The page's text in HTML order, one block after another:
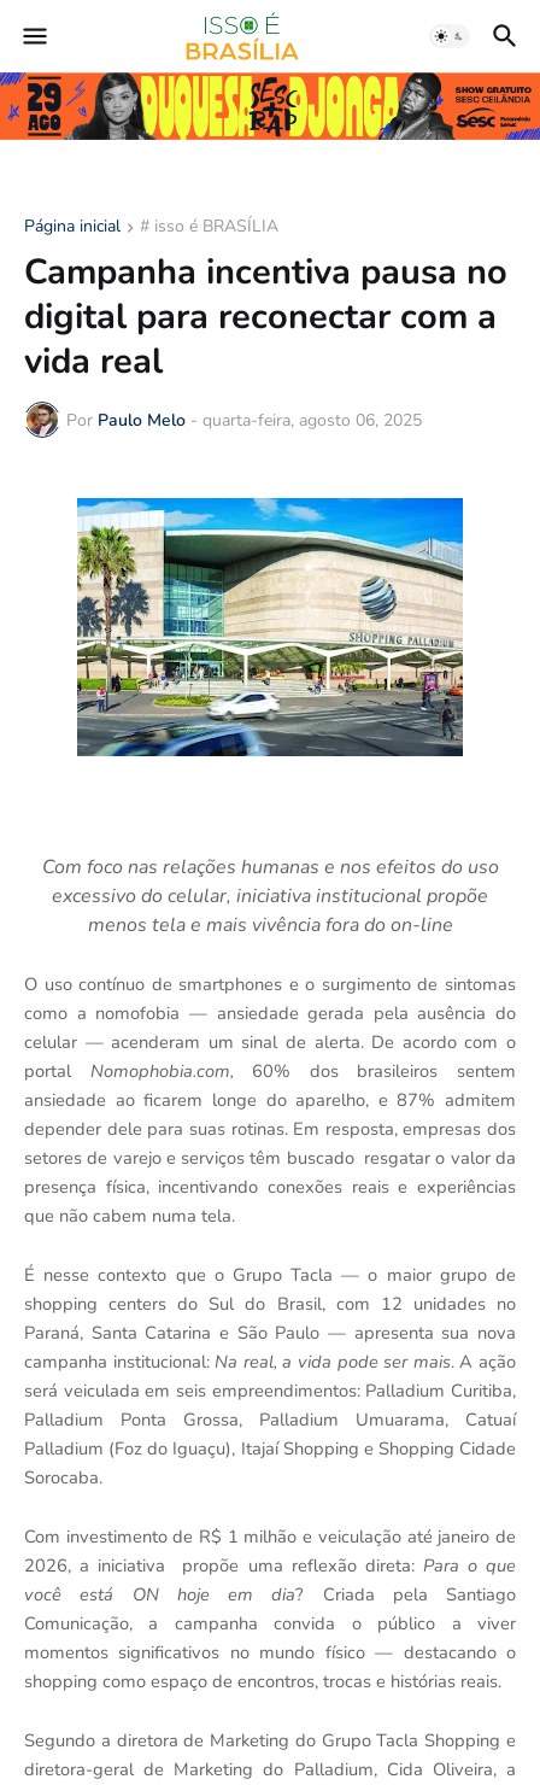
Página inicial # isso é BRASÍLIA
Campanha incentiva pausa no
digital para reconectar com a
vida real
Por Paulo Melo - quarta-feira, agosto 06, 2025
Com foco nas relações humanas e nos efeitos do uso
excessivo do celular, iniciativa institucional propõe
menos tela e mais vivência fora do on-line
O uso contínuo de smartphones e o surgimento de sintomas
como a nomofobia — ansiedade gerada pela ausência do
celular — acenderam um sinal de alerta. De acordo com o
portal Nomophobia.com, 60% dos brasileiros sentem
ansiedade ao ficarem longe do aparelho, e 87% admitem
depender dele para suas rotinas. Em resposta, empresas dos
setores de varejo e serviços têm buscado resgatar o valor da
presença física, incentivando conexões reais e experiências
que não cabem numa tela.
É nesse contexto que o Grupo Tacla — o maior grupo de
shopping centers do Sul do Brasil, com 12 unidades no
Paraná, Santa Catarina e São Paulo — apresenta sua nova
campanha institucional:Na real, a vida pode ser mais. A ação
será veiculada em seis empreendimentos: Palladium Curitiba,
Palladium Ponta Grossa, Palladium Umuarama, Catuaí
Palladium (Foz do Iguaçu), Itajaí Shopping e Shopping Cidade
Sorocaba.
Com investimento de R$ 1 milhão e veiculação até janeiro de
2026, a iniciativa propõe uma reflexão direta: Para o que
você está ON hoje em dia? Criada pela Santiago
Comunicação, a campanha convida o público a viver
momentos significativos no mundo físico — destacando o
shopping como espaço de encontros, trocas e histórias reais.
Segundo a diretora de Marketing do Grupo Tacla Shopping e
diretora-geral de Marketing do Palladium, Cida Oliveira, a